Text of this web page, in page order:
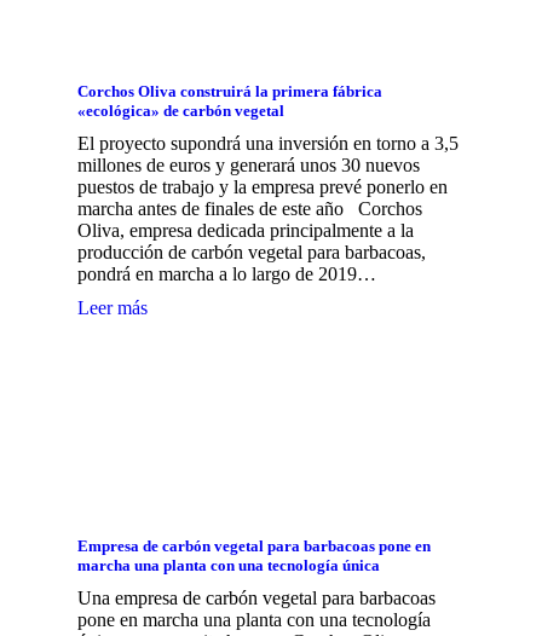
Corchos Oliva construirá la primera fábrica
«ecológica» de carbón vegetal
El proyecto supondrá una inversión en torno a 3,5
millones de euros y generará unos 30 nuevos
puestos de trabajo y la empresa prevé ponerlo en
marcha antes de finales de este año Corchos
Oliva, empresa dedicada principalmente a la
producción de carbón vegetal para barbacoas,
pondrá en marcha a lo largo de 2019…
Leer más
Empresa de carbón vegetal para barbacoas pone en
marcha una planta con una tecnología única
Una empresa de carbón vegetal para barbacoas
pone en marcha una planta con una tecnología